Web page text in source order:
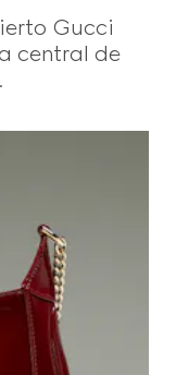
Gucci
central de